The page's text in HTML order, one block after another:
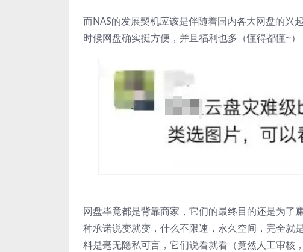
而NAS的发展契机应该是伴随着国内各大网盘的兴
时候网盘确实挺方便，并且福利也多（懂得都懂~
网盘毕竟都是背靠商家，它们的最终目的还是为了
种承诺说变就变，什么不限速，永久空间，完全就
料是毫无隐私可言，它们说看就看（竟然人工审核